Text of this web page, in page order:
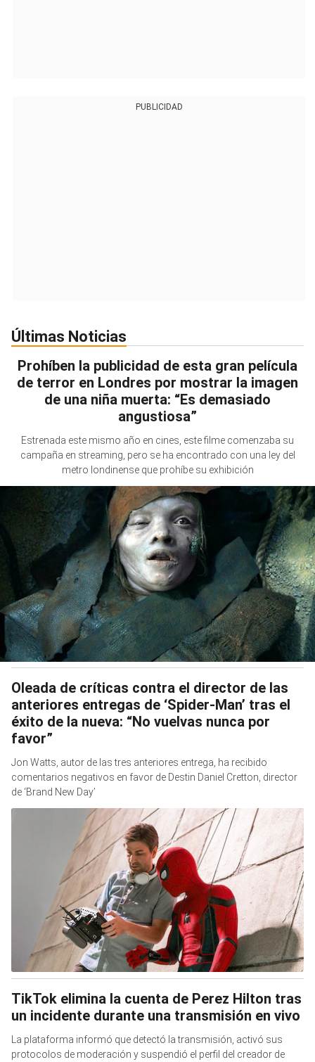
PUBLICIDAD
Últimas Noticias
Prohíben la publicidad de esta gran película
de terror en Londres por mostrar la imagen
de una niña muerta: “Es demasiado
angustiosa”
Estrenada este mismo año en cines, este filme comenzaba su
campaña en streaming, pero se ha encontrado con una ley del
metro londinense que prohíbe su exhibición
Oleada de críticas contra el director de las
anteriores entregas de ‘Spider-Man’ tras el
éxito de la nueva: “No vuelvas nunca por
favor”
Jon Watts, autor de las tres anteriores entrega, ha recibido
comentarios negativos en favor de Destin Daniel Cretton, director
de ‘Brand New Day’
TikTok elimina la cuenta de Perez Hilton tras
un incidente durante una transmisión en vivo
La plataforma informó que detectó la transmisión, activó sus
protocolos de moderación y suspendió el perfil del creador de